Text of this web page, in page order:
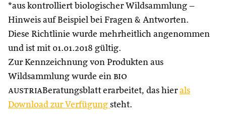
*aus kontrolliert biologischer Wildsammlung –
Hinweis auf Beispiel bei Fragen & Antworten.
Diese Richtlinie wurde mehrheitlich angenommen
und ist mit 01.01.2018 gültig.
Zur Kennzeichnung von Produkten aus
Wildsammlung wurde ein bio
austriaBeratungsblatt erarbeitet, das hierals
Download zur Verfügung steht.